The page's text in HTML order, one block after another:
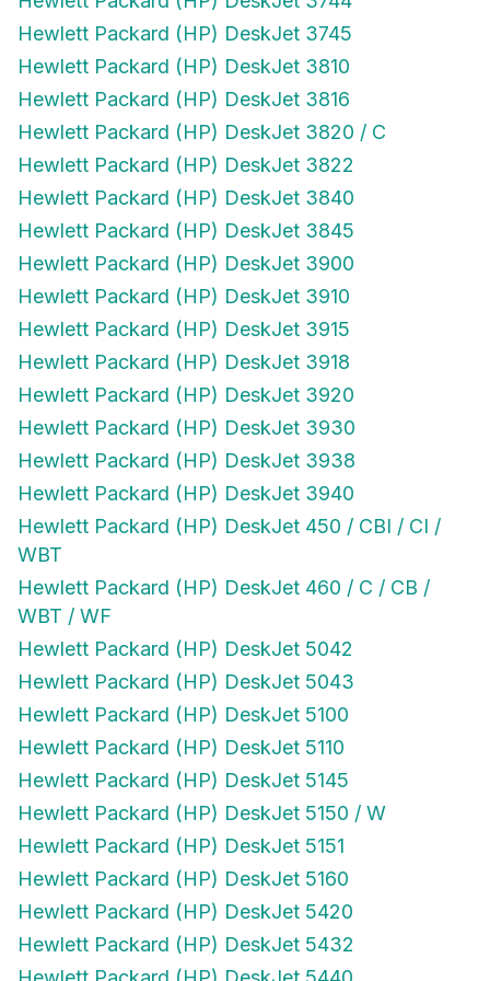
Hewlett Packard (HP) DeskJet 3745
Hewlett Packard (HP) DeskJet 3810
Hewlett Packard (HP) DeskJet 3816
Hewlett Packard (HP) DeskJet 3820 / C
Hewlett Packard (HP) DeskJet 3822
Hewlett Packard (HP) DeskJet 3840
Hewlett Packard (HP) DeskJet 3845
Hewlett Packard (HP) DeskJet 3900
Hewlett Packard (HP) DeskJet 3910
Hewlett Packard (HP) DeskJet 3915
Hewlett Packard (HP) DeskJet 3918
Hewlett Packard (HP) DeskJet 3920
Hewlett Packard (HP) DeskJet 3930
Hewlett Packard (HP) DeskJet 3938
Hewlett Packard (HP) DeskJet 3940
Hewlett Packard (HP) DeskJet 450 / CBI / CI /
Hewlett Packard (HP) DeskJet 460 / C / CB /
WBT / WF
Hewlett Packard (HP) DeskJet 5042
Hewlett Packard (HP) DeskJet 5043
Hewlett Packard (HP) DeskJet 5100
Hewlett Packard (HP) DeskJet 5110
Hewlett Packard (HP) DeskJet 5145
Hewlett Packard (HP) DeskJet 5150 / W
Hewlett Packard (HP) DeskJet 5151
Hewlett Packard (HP) DeskJet 5160
Hewlett Packard (HP) DeskJet 5420
Hewlett Packard (HP) DeskJet 5432
Hewlett Packard (HP) DeskJet 5440